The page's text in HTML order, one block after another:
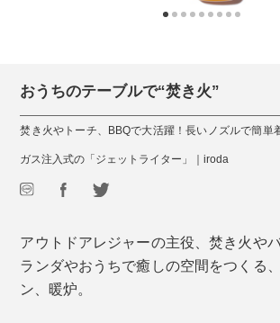
おうちのテーブルで“焚き火”
焚き火やトーチ、BBQで大活躍！長いノズルで簡単
ガス注入式の「ジェットライター」｜iroda
アウトドアレジャーの主役、焚き火や
ランダやおうちで癒しの空間をつくる
ン、暖炉。